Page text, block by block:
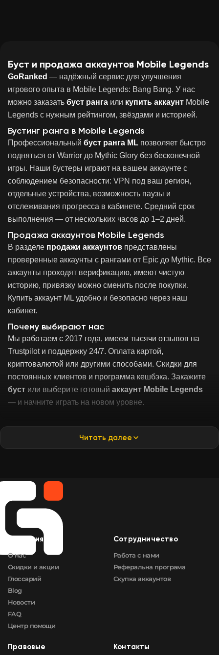
Буст и продажа аккаунтов Mobile Legends
GoRanked — надёжный сервис для улучшения
игрового опыта в Mobile Legends: Bang Bang. У нас
можно заказать буст ранга или купить аккаунт Mobile
Legends с нужным рейтингом, звёздами и историей.
Бустинг ранга в Mobile Legends
Профессиональный буст ранга ML позволяет быстро
подняться от Warrior до Mythic Glory без бесконечной
игры. Наши бустеры играют на вашем аккаунте с
соблюдением безопасности: VPN под ваш регион,
отдельные устройства, возможность паузы и
отслеживания прогресса в кабинете. Средний срок
выполнения — от нескольких часов до 1–2 дней.
Продажа аккаунтов Mobile Legends
В разделе продажи аккаунтов представлены
проверенные аккаунты с рангами от Epic до Mythic. Все
аккаунты проходят верификацию, имеют чистую
историю, привязку можно сменить после покупки.
Купить аккаунт ML удобно и безопасно через наш
кабинет.
Почему выбирают нас
Мы работаем с 2017 года, имеем тысячи отзывов на
Trustpilot и поддержку 24/7. Оплата картой,
криптовалютой или другими способами. Скидки для
постоянных клиентов и программа кешбэка. Закажите
буст или выберите готовый аккаунт Mobile Legends
— и начните играть на новом уровне.
Читать далее
Компания
О нас
Скидки и акции
Глоссарий
Blog
Новости
FAQ
Центр помощи
Сотрудничество
Работа с нами
Реферальна програма
Скупка аккаунтов
Правовые Контакты